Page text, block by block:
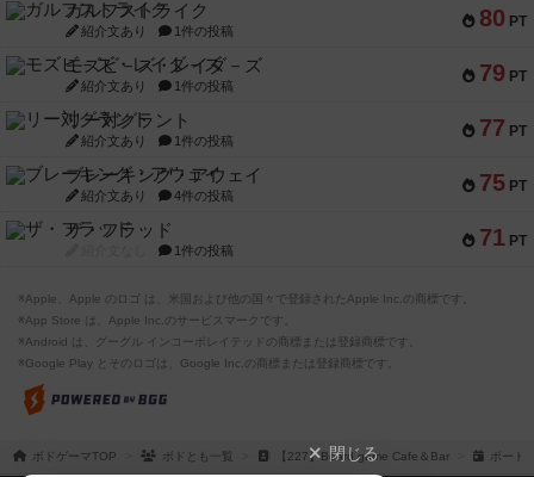
80 PT
ガルフストライク
紹介文あり 1件の投稿
79 PT
モズビ－ズ・レイダ－ズ
紹介文あり 1件の投稿
77 PT
リー対グラント
紹介文あり 1件の投稿
75 PT
ブレーキング・アウェイ
紹介文あり 4件の投稿
71 PT
ザ・フラッド
1件の投稿
※Apple、Apple のロゴ は、米国および他の国々で登録されたApple Inc.の商標です。
※App Store は、Apple Inc.のサービスマークです。
※Android は、グーグル インコーポレイテッドの商標または登録商標です。
※Google Play とそのロゴは、Google Inc.の商標または登録商標です。
ボドゲーマTOP ボドとも一覧 【227】Board game Cafe＆Bar ボード
閉じる